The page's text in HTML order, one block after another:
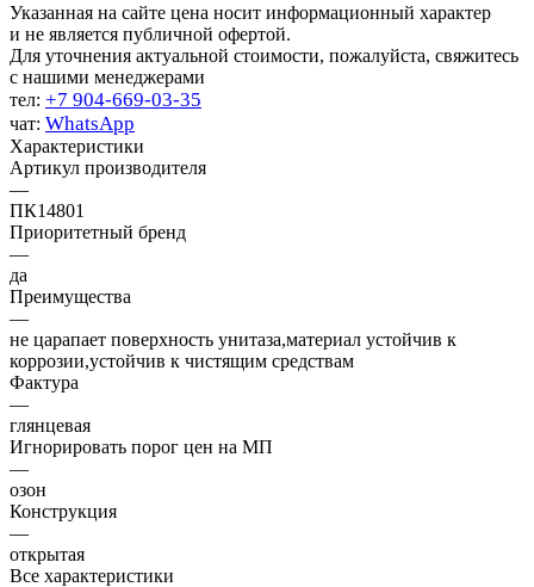
Указанная на сайте цена носит информационный характер
и не является публичной офертой.
Для уточнения актуальной стоимости, пожалуйста, свяжитесь
с нашими менеджерами
тел: +7 904-669-03-35
чат: WhatsApp
Характеристики
Артикул производителя
—
ПК14801
Приоритетный бренд
—
да
Преимущества
—
не царапает поверхность унитаза,материал устойчив к
коррозии,устойчив к чистящим средствам
Фактура
—
глянцевая
Игнорировать порог цен на МП
—
озон
Конструкция
—
открытая
Все характеристики